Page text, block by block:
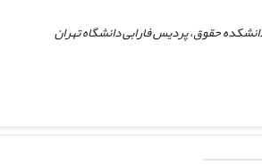
حقوق، پردیس فارابی دانشگاه تهران